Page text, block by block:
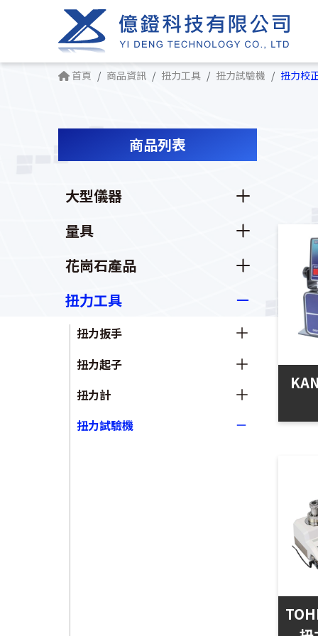
首頁 商品資訊 扭力工具 扭力試驗機 扭力校
商品列表
大型儀器
量具
花崗石產品
扭力工具
扭力扳手
扭力起子
扭力計
扭力試驗機